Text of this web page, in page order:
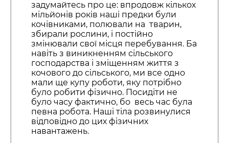
задумайтесь про це: впродовж кількох
мільйонів років наші предки були
кочівниками, полювали на тварин,
збирали рослини, і постійно
змінювали свої місця перебування. Ба
навіть з виникненням сільського
господарства і зміщенням життя з
кочового до сільського, ми все одно
мали ще купу роботи, яку потрібно
було робити фізично. Посидіти не
було часу фактично, бо весь час була
певна робота. Наші тіла розвинулися
відповідно до цих фізичних
навантажень.